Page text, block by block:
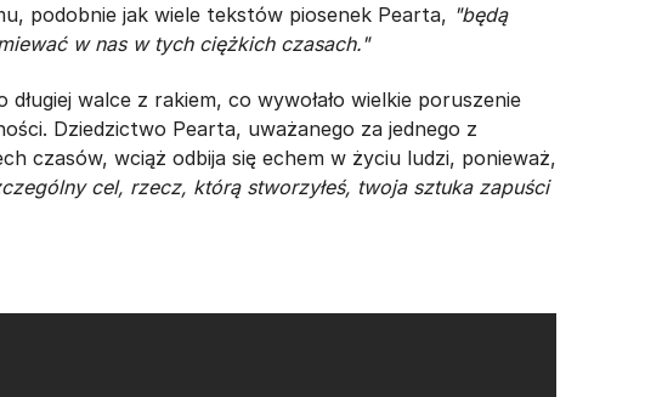
podobnie jak wiele tekstów piosenek Pearta, "będą
w nas w tych ciężkich czasach."
walce z rakiem, co wywołało wielkie poruszenie
Dziedzictwo Pearta, uważanego za jednego z
czasów, wciąż odbija się echem w życiu ludzi, ponieważ,
cel, rzecz, którą stworzyłeś, twoja sztuka zapuści